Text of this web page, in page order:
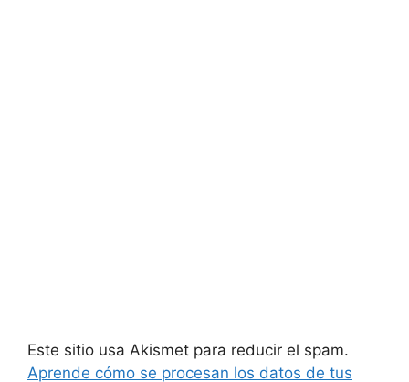
Este sitio usa Akismet para reducir el spam.
Aprende cómo se procesan los datos de tus